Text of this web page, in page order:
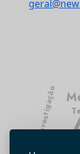
Investigação